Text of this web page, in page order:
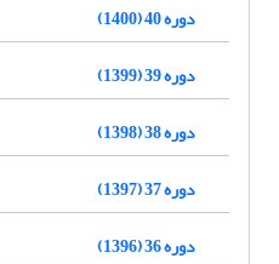
دوره 40 (1400)
دوره 39 (1399)
دوره 38 (1398)
دوره 37 (1397)
دوره 36 (1396)